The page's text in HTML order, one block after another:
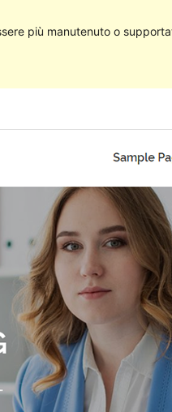
più manutenuto o